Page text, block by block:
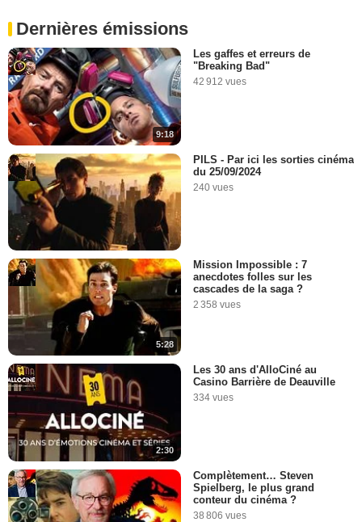
Dernières émissions
9:18
Les gaffes et erreurs de
"Breaking Bad"
42 912 vues
PILS - Par ici les sorties cinéma
du 25/09/2024
240 vues
5:28
Mission Impossible : 7
anecdotes folles sur les
cascades de la saga ?
2 358 vues
2:30
Les 30 ans d'AlloCiné au
Casino Barrière de Deauville
334 vues
Complètement… Steven
Spielberg, le plus grand
conteur du cinéma ?
38 806 vues